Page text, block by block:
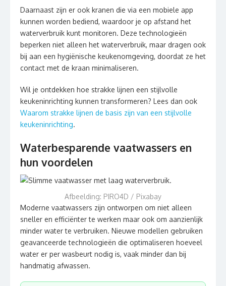
Daarnaast zijn er ook kranen die via een mobiele app
kunnen worden bediend, waardoor je op afstand het
waterverbruik kunt monitoren. Deze technologieën
beperken niet alleen het waterverbruik, maar dragen ook
bij aan een hygiënische keukenomgeving, doordat ze het
contact met de kraan minimaliseren.
Wil je ontdekken hoe strakke lijnen een stijlvolle
keukeninrichting kunnen transformeren? Lees dan ook
Waarom strakke lijnen de basis zijn van een stijlvolle
keukeninrichting.
Waterbesparende vaatwassers en
hun voordelen
Afbeelding: PIRO4D / Pixabay
Moderne vaatwassers zijn ontworpen om niet alleen
sneller en efficiënter te werken maar ook om aanzienlijk
minder water te verbruiken. Nieuwe modellen gebruiken
geavanceerde technologieën die optimaliseren hoeveel
water er per wasbeurt nodig is, vaak minder dan bij
handmatig afwassen.